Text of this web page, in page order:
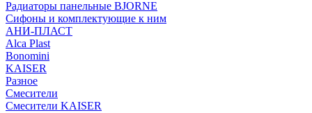
Радиаторы панельные BJORNE
Сифоны и комплектующие к ним
АНИ-ПЛАСТ
Alca Plast
Bonomini
KAISER
Разное
Смесители
Смесители KAISER